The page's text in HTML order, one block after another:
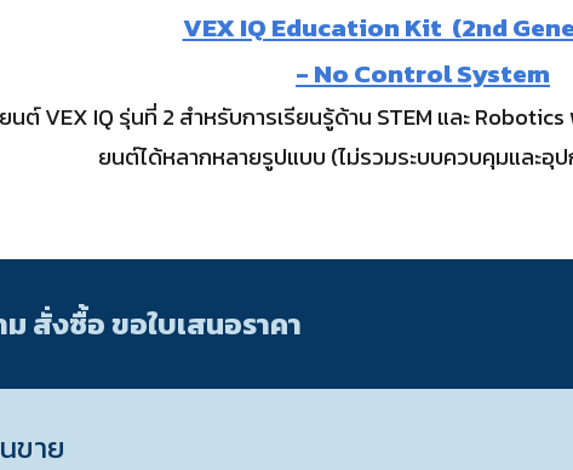
VEX IQ Education Kit (2nd
- No Control System
ต์ VEX IQ รุ่นที่ 2 สำหรับการเรียนรู้ด้าน STEM และ
ยนต์ได้หลากหลายรูปแบบ (ไม่รวมระบบควบคุมและ
สั่งซื้อ ขอใบเสนอราคา
ขาย